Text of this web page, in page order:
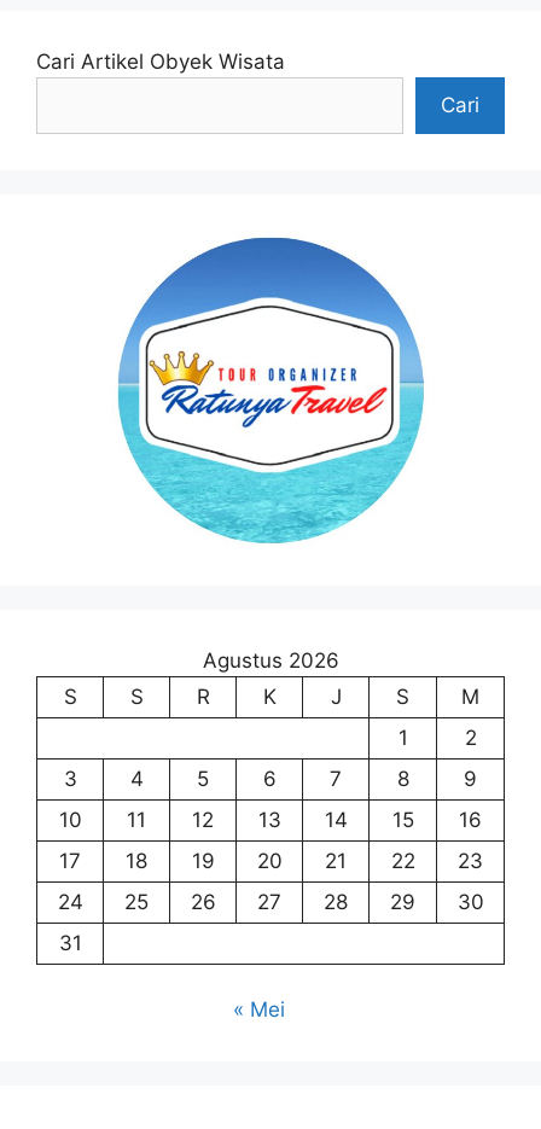
Cari Artikel Obyek Wisata
Cari
Agustus 2026
S
S R K J S
M
1
2
3
4 5 6 7 8
9
10
11 12 13 14 15
16
17
18 19 20 21 22
23
24
25 26 27 28 29
30
31
« Mei